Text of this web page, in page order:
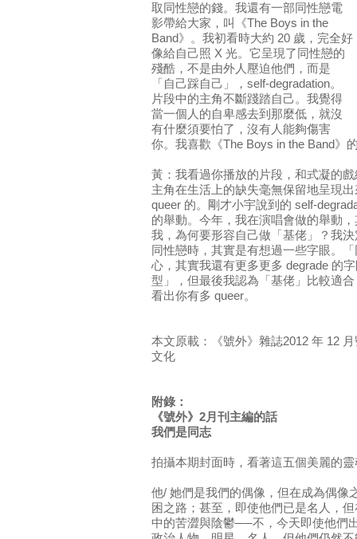
取同性戀的錢。我還有一部同性戀電
影帶給大家，叫《The Boys in the
Band》。我初看時大約 20 歲，完全好
像給自己照 X 光。它呈現了同性戀的
殘酷，不是由外人壓迫他們，而是
「自己踩自己」，self-degradation。
片段中的主角不斷踐踏自己。我覺得
當一個人的自卑感去到那麼低，就沒
有什麼須要怕了，沒有人能夠傷害
你。我喜歡《The Boys in the Band》
黃：我看過你播放的片段，和式凝的
主角在生活上的缺失毫無保留地呈現
queer 的。剛才小宇說到的 self-
的舉動。今年，我在演唱會做的舉動
我，為何要形容自己做「基佬」？我
同性戀時，其實是有想過一些字眼。
心，其實我還有更多更多 degrade 的
型」，但最後我認為「基佬」比較適
看出你有多 queer。
本文原載：《號外》雜誌2012 年 12
文化
附錄：
《號外》2月刊主編的話
我們是同志
拍攝本期封面時，看著這五個美麗的
他/ 她們是我們的偶像，但在成為偶像
困之路；甚至，即使他們已是名人，
中的苦澀與陰鬱──不，今天即使他們